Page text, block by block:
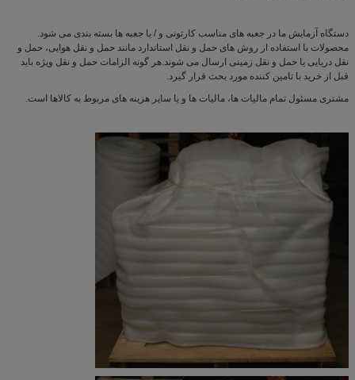
دستگاه آزمایش ما در جعبه های مناسب کارتونی و / یا جعبه ها بسته بندی می شود.
محصولات با استفاده از روش های حمل و نقل استاندارد مانند حمل و نقل هوایی، حمل و
نقل دریایی یا حمل و نقل زمینی ارسال می شوند.هر گونه الزامات حمل و نقل ویژه باید
قبل از خرید با تامین کننده مورد بحث قرار گیرد.
مشتری مسئول تمام مالیات ها، مالیات ها و یا سایر هزینه های مربوط به کالاها است.